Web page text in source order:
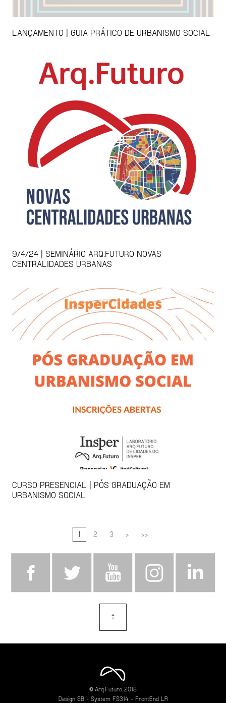
LANÇAMENTO | GUIA PRÁTICO DE URBANISMO SOCIAL
9/4/24 | SEMINÁRIO ARQ.FUTURO NOVAS
CENTRALIDADES URBANAS
CURSO PRESENCIAL | PÓS GRADUAÇÃO EM
URBANISMO SOCIAL
1 2 3 > >>
⇡
© Arq.Futuro 2018
Design SB- System FS314 - FrontEnd LR